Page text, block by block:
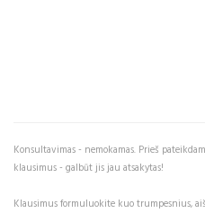
Konsultavimas - nemokamas. Prieš
klausimus - galbūt jis jau atsakytas!
Klausimus formuluokite kuo trumpesnius,